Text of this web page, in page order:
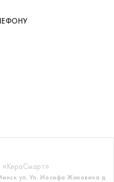
ул. Ул. Иосифа Жиновича д